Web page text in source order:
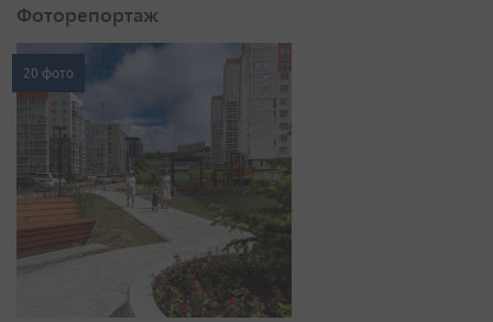
Фоторепортаж
20 фото